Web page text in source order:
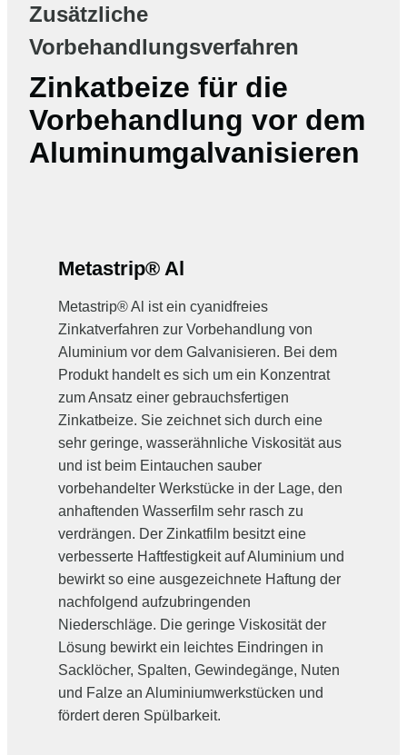
Zusätzliche
Vorbehandlungsverfahren
Zinkatbeize für die
Vorbehandlung vor dem
Aluminumgalvanisieren
Metastrip® Al
Metastrip® Al ist ein cyanidfreies
Zinkatverfahren zur Vorbehandlung von
Aluminium vor dem Galvanisieren. Bei dem
Produkt handelt es sich um ein Konzentrat
zum Ansatz einer gebrauchsfertigen
Zinkatbeize. Sie zeichnet sich durch eine
sehr geringe, wasserähnliche Viskosität aus
und ist beim Eintauchen sauber
vorbehandelter Werkstücke in der Lage, den
anhaftenden Wasserfilm sehr rasch zu
verdrängen. Der Zinkatfilm besitzt eine
verbesserte Haftfestigkeit auf Aluminium und
bewirkt so eine ausgezeichnete Haftung der
nachfolgend aufzubringenden
Niederschläge. Die geringe Viskosität der
Lösung bewirkt ein leichtes Eindringen in
Sacklöcher, Spalten, Gewindegänge, Nuten
und Falze an Aluminiumwerkstücken und
fördert deren Spülbarkeit.